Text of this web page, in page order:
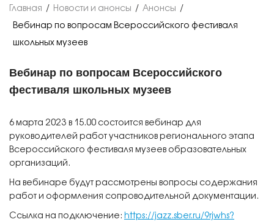
Главная / Новости и анонсы / Анонсы /
Вебинар по вопросам Всероссийского фестиваля
школьных музеев
Вебинар по вопросам Всероссийского
фестиваля школьных музеев
6 марта 2023 в 15.00 состоится вебинар для
руководителей работ участников регионального этапа
Всероссийского фестиваля музеев образовательных
организаций.
На вебинаре будут рассмотрены вопросы содержания
работ и оформления сопроводительной документации.
Ссылка на подключение: https://jazz.sber.ru/9rjwhs?